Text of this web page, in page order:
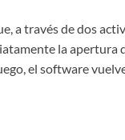
a través de dos
la apertura
el software